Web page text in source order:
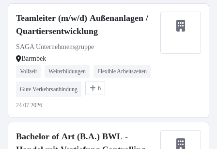
Teamleiter (m/w/d) Außenanlagen /
Quartiersentwicklung
SAGA Unternehmensgruppe
Barmbek
Vollzeit Weiterbildungen Flexible Arbeitszeiten
Gute Verkehrsanbindung 6
24.07.2026
Bachelor of Art (B.A.) BWL -